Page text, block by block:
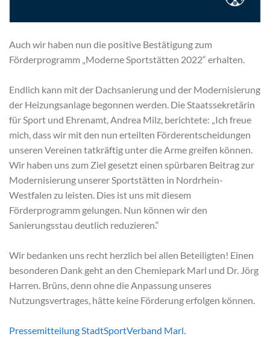
Auch wir haben nun die positive Bestätigung zum
Förderprogramm „Moderne Sportstätten 2022“ erhalten.
Endlich kann mit der Dachsanierung und der Modernisierung
der Heizungsanlage begonnen werden. Die Staatssekretärin
für Sport und Ehrenamt, Andrea Milz, berichtete: „Ich freue
mich, dass wir mit den nun erteilten Förderentscheidungen
unseren Vereinen tatkräftig unter die Arme greifen können.
Wir haben uns zum Ziel gesetzt einen spürbaren Beitrag zur
Modernisierung unserer Sportstätten in Nordrhein-
Westfalen zu leisten. Dies ist uns mit diesem
Förderprogramm gelungen. Nun können wir den
Sanierungsstau deutlich reduzieren.“
Wir bedanken uns recht herzlich bei allen Beteiligten! Einen
besonderen Dank geht an den Chemiepark Marl und Dr. Jörg
Harren. Brüns, denn ohne die Anpassung unseres
Nutzungsvertrages, hätte keine Förderung erfolgen können.
Pressemitteilung StadtSportVerband Marl.